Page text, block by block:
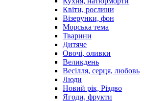
Квіти, рослини
Візерунки, фон
Морська тема
Тварини
Дитяче
Овочі, оливки
Великдень
Весілля, серця, любовь
Люди
Новий рік, Різдво
Ягоди, фрукти